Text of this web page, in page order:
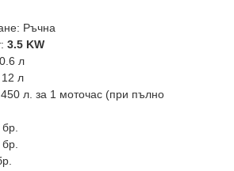
Ръчна
3.5 KW
л
12 л
л. за 1 моточас (при пълно